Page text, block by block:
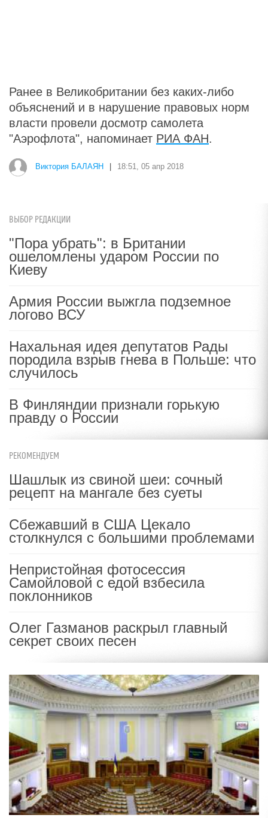
Ранее в Великобритании без каких-либо
объяснений и в нарушение правовых норм
власти провели досмотр самолета
"Аэрофлота", напоминает РИА ФАН.
Виктория БАЛАЯН 18:51, 05 апр 2018
ВЫБОР РЕДАКЦИИ
"Пора убрать": в Британии
ошеломлены ударом России по
Киеву
Армия России выжгла подземное
логово ВСУ
Нахальная идея депутатов Рады
породила взрыв гнева в Польше: что
случилось
В Финляндии признали горькую
правду о России
РЕКОМЕНДУЕМ
Шашлык из свиной шеи: сочный
рецепт на мангале без суеты
Сбежавший в США Цекало
столкнулся с большими проблемами
Непристойная фотосессия
Самойловой с едой взбесила
поклонников
Олег Газманов раскрыл главный
секрет своих песен